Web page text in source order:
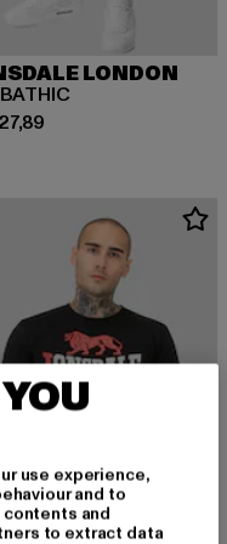
LONDON
Preis: EUR 27,89
use experience,
and to
and
to extract data